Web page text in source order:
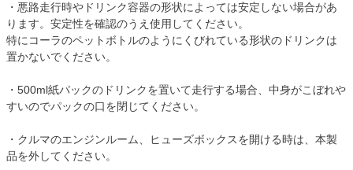
・悪路走行時やドリンク容器の形状によっては安定しない場合があ
ります。安定性を確認のうえ使用してください。
特にコーラのペットボトルのようにくびれている形状のドリンクは
置かないでください。
・500ml紙パックのドリンクを置いて走行する場合、中身がこぼれや
すいのでパックの口を閉じてください。
・クルマのエンジンルーム、ヒューズボックスを開ける時は、本製
品を外してください。